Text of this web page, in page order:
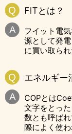
FITとは？
フイット電
源として発
に買い取ら
エネルギー
COPとは
文字をとっ
数とも呼ば
際によく使わ